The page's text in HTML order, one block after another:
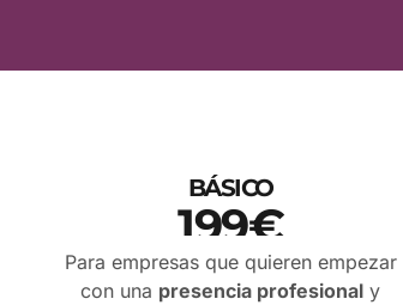
BÁSICO
199€
PRECIO SIN IVA
Para empresas que quieren empezar
con una presencia profesional y